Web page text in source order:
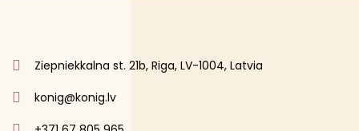
Ziepniekkalna st. 21b, Riga, LV-1004, Latvia
konig@konig.lv